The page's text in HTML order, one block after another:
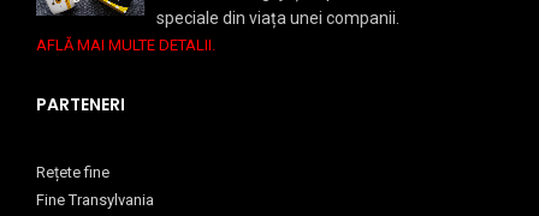
speciale din viața unei companii.
AFLĂ MAI MULTE DETALII.
PARTENERI
Rețete fine
Fine Transylvania